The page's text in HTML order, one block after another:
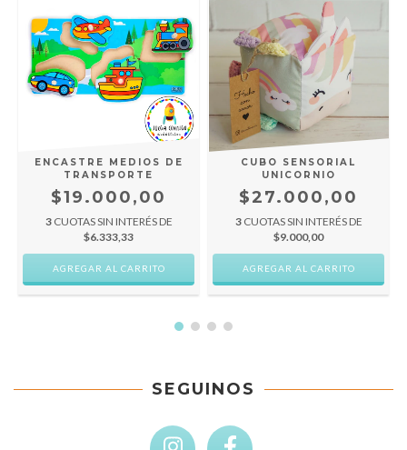
ENCASTRE MEDIOS DE
TRANSPORTE
$19.000,00
3 CUOTAS SIN INTERÉS DE
$6.333,33
CUBO SENSORIAL
UNICORNIO
$27.000,00
3 CUOTAS SIN INTERÉS DE
$9.000,00
SEGUINOS